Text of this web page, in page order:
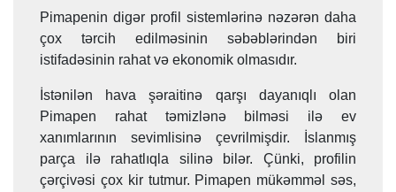
Pimapenin digər profil sistemlərinə nəzərən daha
çox tərcih edilməsinin səbəblərindən biri
istifadəsinin rahat və ekonomik olmasıdır.
İstənilən hava şəraitinə qarşı dayanıqlı olan
Pimapen rahat təmizlənə bilməsi ilə ev
xanımlarının sevimlisinə çevrilmişdir. İslanmış
parça ilə rahatlıqla silinə bilər. Çünki, profilin
çərçivəsi çox kir tutmur. Pimapen mükəmməl səs,